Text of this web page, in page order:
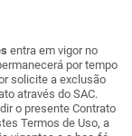
entra em vigor no
por tempo
solicite a exclusão
através do SAC.
o presente Contrato
Termos de Uso, a